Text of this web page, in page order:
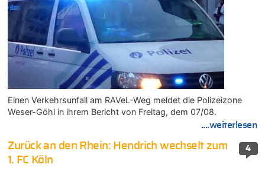
Einen Verkehrsunfall am RAVeL-Weg meldet die Polizeizone
Weser-Göhl in ihrem Bericht von Freitag, dem 07/08.
....weiterlesen
4
Zurück an den Rhein: Hendrich wechselt zum
1. FC Köln